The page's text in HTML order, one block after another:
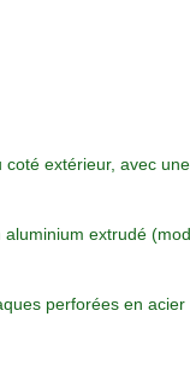
extérieur, avec
aluminium extrudé
perforées en